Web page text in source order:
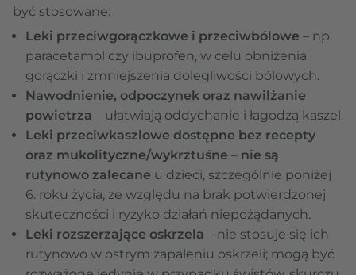
być stosowane:
Leki przeciwgorączkowe i przeciwbólowe – np.
paracetamol czy ibuprofen, w celu obniżenia
gorączki i zmniejszenia dolegliwości bólowych.
Nawodnienie, odpoczynek oraz nawilżanie
powietrza – ułatwiają oddychanie i łagodzą kaszel.
Leki przeciwkaszlowe dostępne bez recepty
oraz mukolityczne/wykrztuśne – nie są
rutynowo zalecane u dzieci, szczególnie poniżej
6. roku życia, ze względu na brak potwierdzonej
skuteczności i ryzyko działań niepożądanych.
Leki rozszerzające oskrzela – nie stosuje się ich
rutynowo w ostrym zapaleniu oskrzeli; mogą być